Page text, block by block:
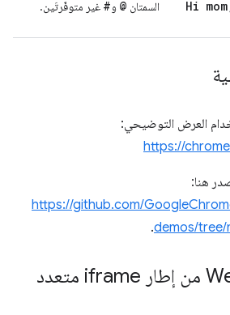
Hi mom السمتان @ و# غير متوفّرتَين.
العرض التوضيحي:
https://
هنا:
https://github.com/
demos/
.
OTP من إطار iframe متعدد